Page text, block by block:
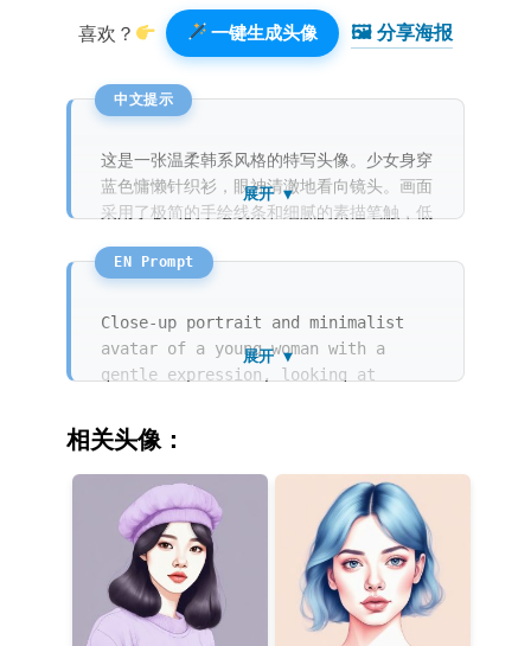
喜欢？ 一键生成头像 🖼 分享海报️
这是一张温柔韩系风格的特写头像。少女身穿
蓝色慵懒针织衫，眼神清澈地看向镜头。画面
采用了极简的手绘线条和细腻的素描笔触，低
融合质感。背景是纯净的浅色调，整体充满时
尚感。
展开 ▼
Close-up portrait and minimalist
avatar of a young woman with a
gentle expression, looking at
Korean fashion illustration
featuring a hand-drawn style with
rough sketch details and delicate
line art. A beautiful combination
of watercolor and marker texture is
applied with low saturation and
soft pastel colors. She is wearing
a cozy blue oversized sweater
against a simple, solid color
展开 ▼
相关头像：